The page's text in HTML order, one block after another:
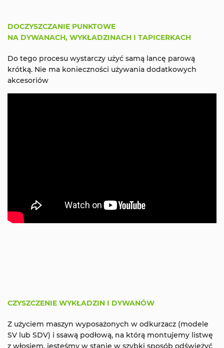
DOCZYSZCZANIE PUNKTOWE
NA DYWANACH, WYKŁADZINACH I TAPICERKACH
Do tego procesu wystarczy użyć samą lancę parową
krótką. Nie ma konieczności używania dodatkowych
akcesoriów
CZYSZCZENIE WYKŁADZIN I DYWANÓW
Z użyciem maszyn wyposażonych w odkurzacz (modele
SV lub SDV) i ssawą podłową, na którą montujemy listwę
z włosiem, jesteśmy w stanie w szybki sposób odświeżyć